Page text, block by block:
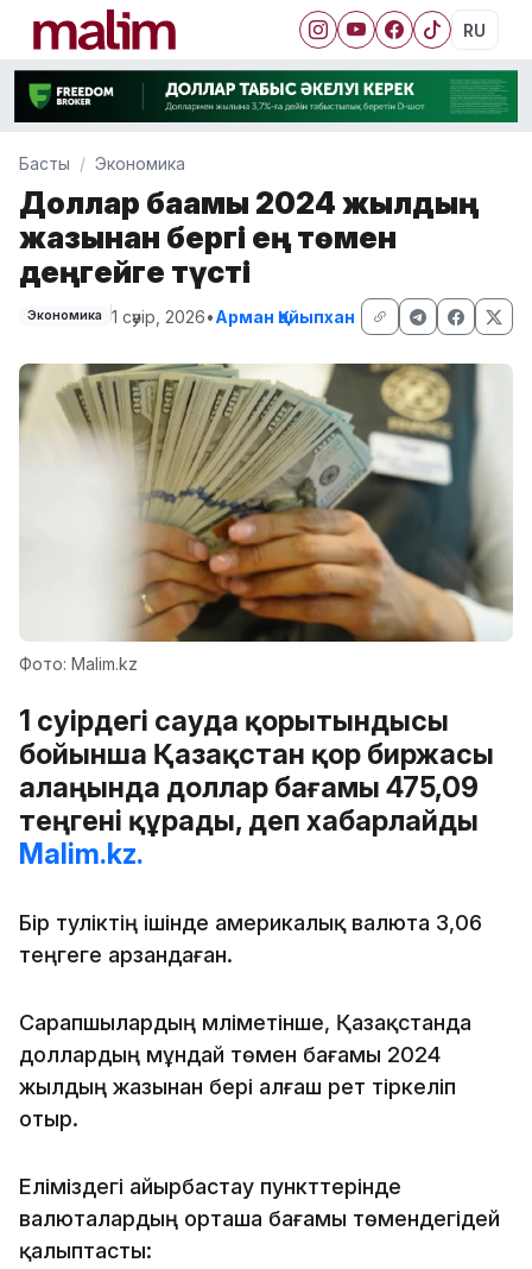
RU
Басты Экономика
Доллар бағамы 2024 жылдың
жазынан бергі ең төмен
деңгейге түсті
Экономика 1 сәуір, 2026•Арман Қайыпхан
Фото: Malim.kz
1 сәуірдегі сауда қорытындысы
бойынша Қазақстан қор биржасы
алаңында доллар бағамы 475,09
теңгені құрады, деп хабарлайды
Malim.kz.
Бір тәуліктің ішінде америкалық валюта 3,06
теңгеге арзандаған.
Сарапшылардың мәліметінше, Қазақстанда
доллардың мұндай төмен бағамы 2024
жылдың жазынан бері алғаш рет тіркеліп
отыр.
Еліміздегі айырбастау пункттерінде
валюталардың орташа бағамы төмендегідей
қалыптасты: